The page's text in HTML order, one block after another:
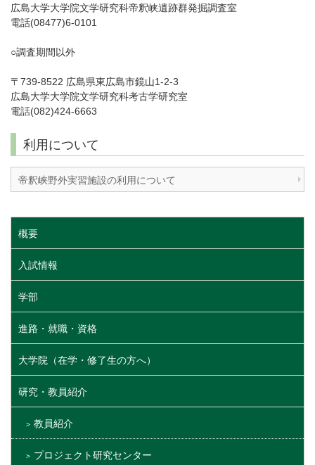
広島大学大学院文学研究科帝釈峡遺跡群発掘調査室
電話(08477)6-0101
○調査期間以外
〒739-8522 広島県東広島市鏡山1-2-3
広島大学大学院文学研究科考古学研究室
電話(082)424-6663
利用について
帝釈峡野外実習施設の利用について
概要
入試情報
学部
進路・就職・資格
大学院（在学・修了生の方へ）
研究・教員紹介
教員紹介
プロジェクト研究センター